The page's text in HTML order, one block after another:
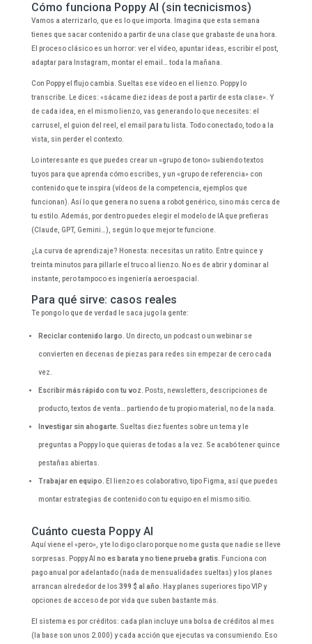
Cómo funciona Poppy AI (sin tecnicismos)
Vamos a aterrizarlo, que es lo que importa. Imagina que esta semana
tienes que sacar contenido a partir de una clase que grabaste de una hora.
El proceso clásico es un horror: ver el vídeo, apuntar ideas, escribir el post,
adaptar para Instagram, montar el email… toda la mañana.
Con Poppy el flujo cambia. Sueltas ese vídeo en el lienzo. Poppy lo
transcribe. Le dices: «sácame diez ideas de post a partir de esta clase». Y
de cada idea, en el mismo lienzo, vas generando lo que necesites: el
carrusel, el guion del reel, el email para tu lista. Todo conectado, todo a la
vista, sin perder el contexto.
Lo interesante es que puedes crear un «grupo de tono» subiendo textos
tuyos para que aprenda cómo escribes, y un «grupo de referencia» con
contenido que te inspira (vídeos de la competencia, ejemplos que
funcionan). Así lo que genera no suena a robot genérico, sino más cerca de
tu estilo. Además, por dentro puedes elegir el modelo de IA que prefieras
(Claude, GPT, Gemini…), según lo que mejor te funcione.
¿La curva de aprendizaje? Honesta: necesitas un ratito. Entre quince y
treinta minutos para pillarle el truco al lienzo. No es de abrir y dominar al
instante, pero tampoco es ingeniería aeroespacial.
Para qué sirve: casos reales
Te pongo lo que de verdad le saca jugo la gente:
Reciclar contenido largo. Un directo, un podcast o un webinar se
convierten en decenas de piezas para redes sin empezar de cero cada
vez.
Escribir más rápido con tu voz. Posts, newsletters, descripciones de
producto, textos de venta… partiendo de tu propio material, no de la nada.
Investigar sin ahogarte. Sueltas diez fuentes sobre un tema y le
preguntas a Poppy lo que quieras de todas a la vez. Se acabó tener quince
pestañas abiertas.
Trabajar en equipo. El lienzo es colaborativo, tipo Figma, así que puedes
montar estrategias de contenido con tu equipo en el mismo sitio.
Cuánto cuesta Poppy AI
Aquí viene el «pero», y te lo digo claro porque no me gusta que nadie se lleve
sorpresas. Poppy AI no es barata y no tiene prueba gratis. Funciona con
pago anual por adelantado (nada de mensualidades sueltas) y los planes
arrancan alrededor de los 399 $ al año . Hay planes superiores tipo VIP y
opciones de acceso de por vida que suben bastante más.
El sistema es por créditos: cada plan incluye una bolsa de créditos al mes
(la base son unos 2.000) y cada acción que ejecutas va consumiendo. Eso